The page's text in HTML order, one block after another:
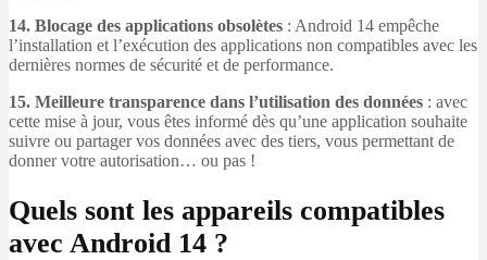
14. Blocage des applications obsolètes : Android 14 empêche
l’installation et l’exécution des applications non compatibles avec les
dernières normes de sécurité et de performance.
15. Meilleure transparence dans l’utilisation des données : avec
cette mise à jour, vous êtes informé dès qu’une application souhaite
suivre ou partager vos données avec des tiers, vous permettant de
donner votre autorisation… ou pas !
Quels sont les appareils compatibles
avec Android 14 ?